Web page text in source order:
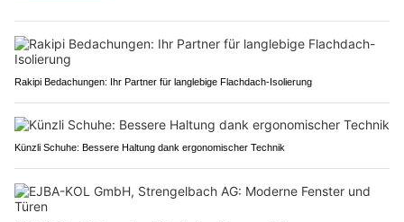
Rakipi Bedachungen: Ihr Partner für langlebige Flachdach-Isolierung
Künzli Schuhe: Bessere Haltung dank ergonomischer Technik